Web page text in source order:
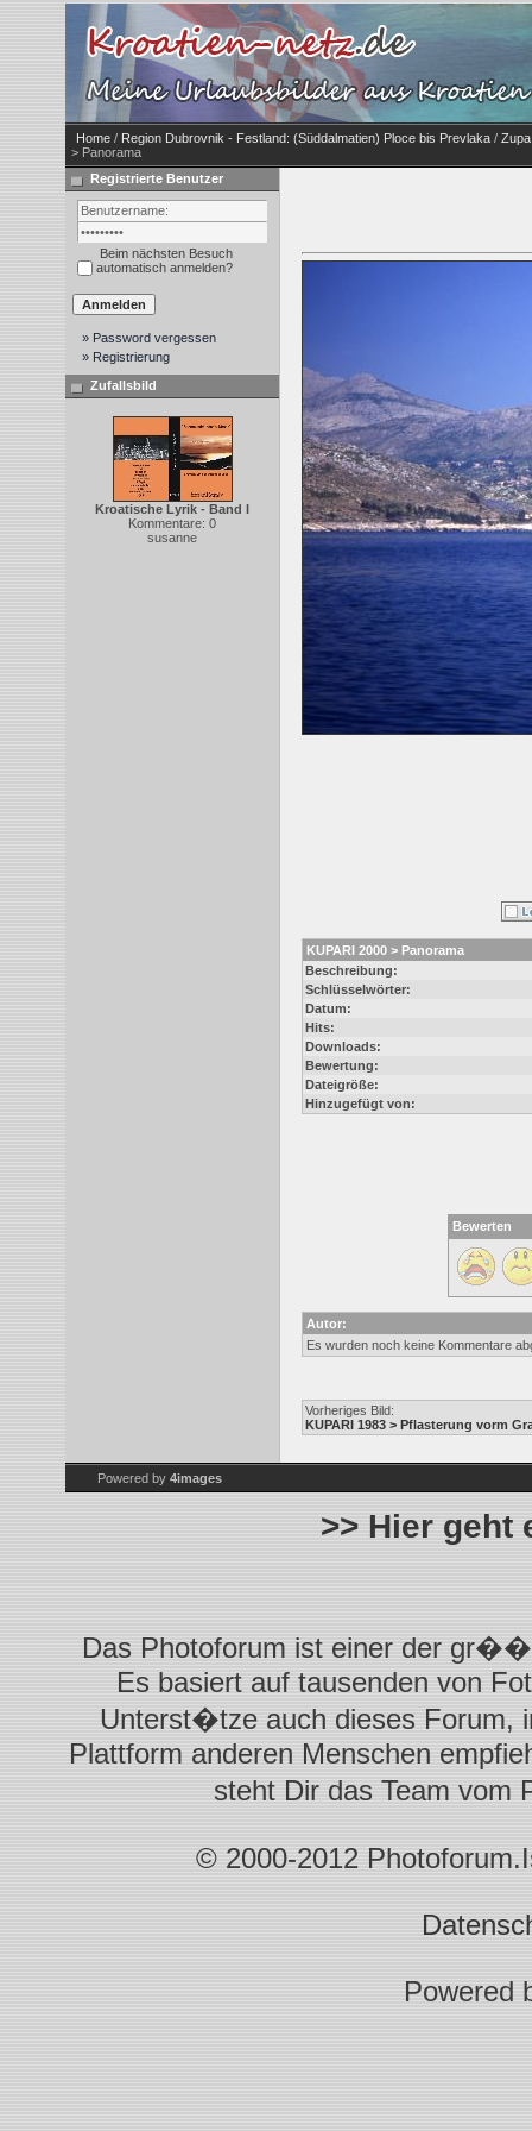
Home / Region Dubrovnik - Festland: (Süddalmatien) Ploce bis Prevlaka /
> Panorama
Registrierte Benutzer
Beim nächsten Besuch
automatisch anmelden?
» Password vergessen
» Registrierung
Zufallsbild
Kroatische Lyrik - Band I
Kommentare: 0
susanne
KUPARI 2000 > Panorama
Beschreibung:
Schlüsselwörter:
Datum:
Hits:
Downloads:
Bewertung:
Dateigröße:
Hinzugefügt von:
Bewerten
Autor:
Es wurden noch keine Kommentare
Vorheriges Bild:
KUPARI 1983 > Pflasterung vorm
Powered by 4images
>> Hier geht
Das Photoforum ist einer der
Es basiert auf tausenden von
Unterst�tze auch dieses Forum,
Plattform anderen Menschen
steht Dir das Team vom
© 2000-2012
Powered